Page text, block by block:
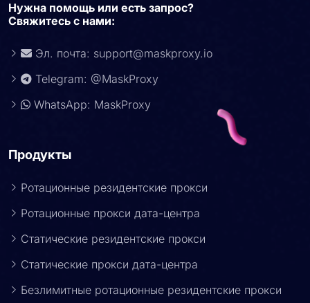
Нужна помощь или есть запрос?
Свяжитесь с нами:
Эл. почта: support@maskproxy.io
Telegram: @MaskProxy
WhatsApp: MaskProxy
Продукты
Ротационные резидентские прокси
Ротационные прокси дата-центра
Статические резидентские прокси
Статические прокси дата-центра
Безлимитные ротационные резидентские прокси